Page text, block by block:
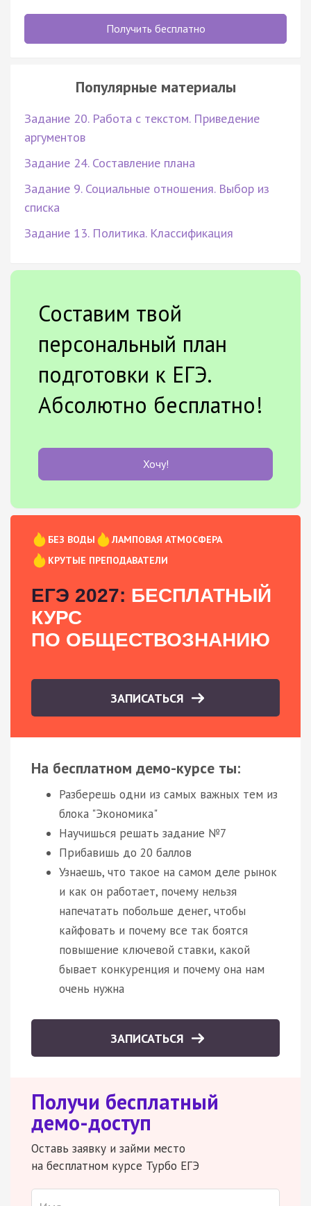
Получить бесплатно
Популярные материалы
Задание 20. Работа с текстом. Приведение
аргументов
Задание 24. Составление плана
Задание 9. Социальные отношения. Выбор из
списка
Задание 13. Политика. Классификация
Составим твой
персональный план
подготовки к ЕГЭ.
Абсолютно бесплатно!
Хочу!
БЕЗ ВОДЫ
ЛАМПОВАЯ АТМОСФЕРА
КРУТЫЕ ПРЕПОДАВАТЕЛИ
ЕГЭ 2027: БЕСПЛАТНЫЙ
КУРС
ПО ОБЩЕСТВОЗНАНИЮ
ЗАПИСАТЬСЯ
На бесплатном демо-курсе ты:
Разберешь одни из самых важных тем из
блока "Экономика"
Научишься решать задание №7
Прибавишь до 20 баллов
Узнаешь, что такое на самом деле рынок
и как он работает, почему нельзя
напечатать побольше денег, чтобы
кайфовать и почему все так боятся
повышение ключевой ставки, какой
бывает конкуренция и почему она нам
очень нужна
ЗАПИСАТЬСЯ
Получи бесплатный
демо-доступ
Оставь заявку и займи место
на бесплатном курсе Турбо ЕГЭ